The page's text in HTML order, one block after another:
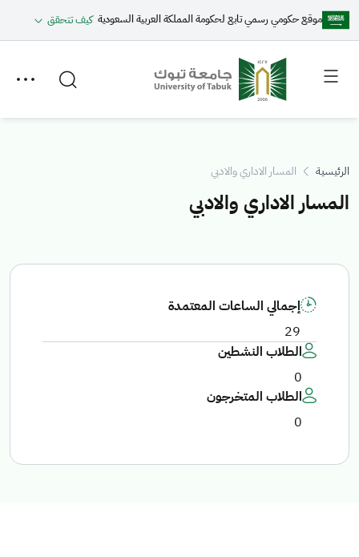
موقع حكومي رسمي تابع لحكومة المملكة العربية السعودية كيف تتحقق
Toggle
menu
Toggle
menu
الرئيسية المسار الاداري والادبي
المسار الاداري والادبي
إجمالي الساعات المعتمدة
29
الطلاب النشطين
0
الطلاب المتخرجون
0